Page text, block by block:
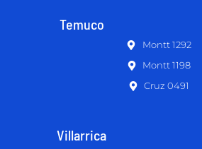
Temuco
Montt 1292
Montt 1198
Cruz 0491
Villarrica